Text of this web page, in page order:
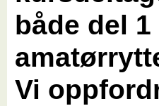
både del
Vi